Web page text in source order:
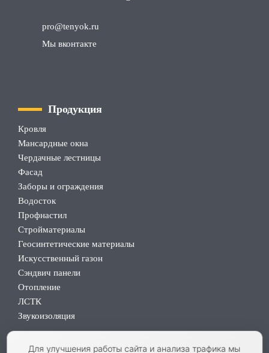
pro@tenyok.ru
Мы вконтакте
Продукция
Кровля
Мансардные окна
Чердачные лестницы
Фасад
Заборы и ограждения
Водосток
Профнастил
Стройматериалы
Геосинтетические материалы
Искусственный газон
Сэндвич панели
Отопление
ЛСТК
Звукоизоляция
Для улучшения работы сайта и анализа трафика мы